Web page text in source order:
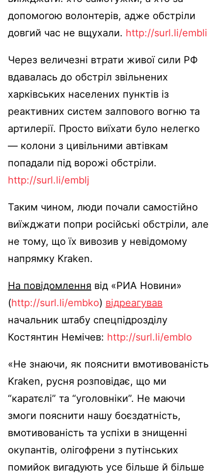
допомогою волонтерів, адже обстріли
довгий час не вщухали. http://surl.li/embli
Через величезні втрати живої сили РФ
вдавалась до обстріл звільнених
харківських населених пунктів із
реактивних систем залпового вогню та
артилерії. Просто виїхати було нелегко
— колони з цивільними автівкам
попадали під ворожі обстріли.
http://surl.li/emblj
Таким чином, люди почали самостійно
виїжджати попри російські обстріли, але
не тому, що їх вивозив у невідомому
напрямку Kraken.
На повідомлення від «РИА Новини»
(http://surl.li/embko) відреагував
начальник штабу спецпідрозділу
Костянтин Немічев: http://surl.li/emblo
«Не знаючи, як пояснити вмотивованість
Kraken, русня розповідає, що ми
“каратєлі” та “уголовніки”. Не маючи
змоги пояснити нашу боєздатність,
вмотивованість та успіхи в знищенні
окупантів, олігофрени з путінських
помийок вигадують усе більше й більше